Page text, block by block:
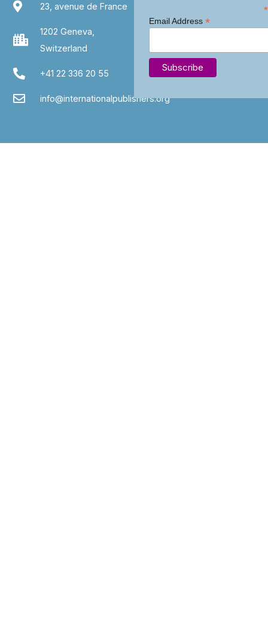
23, avenue de France
1202 Geneva,
Switzerland
+41 22 336 20 55
info@internationalpublishers.org
*
Email Address *